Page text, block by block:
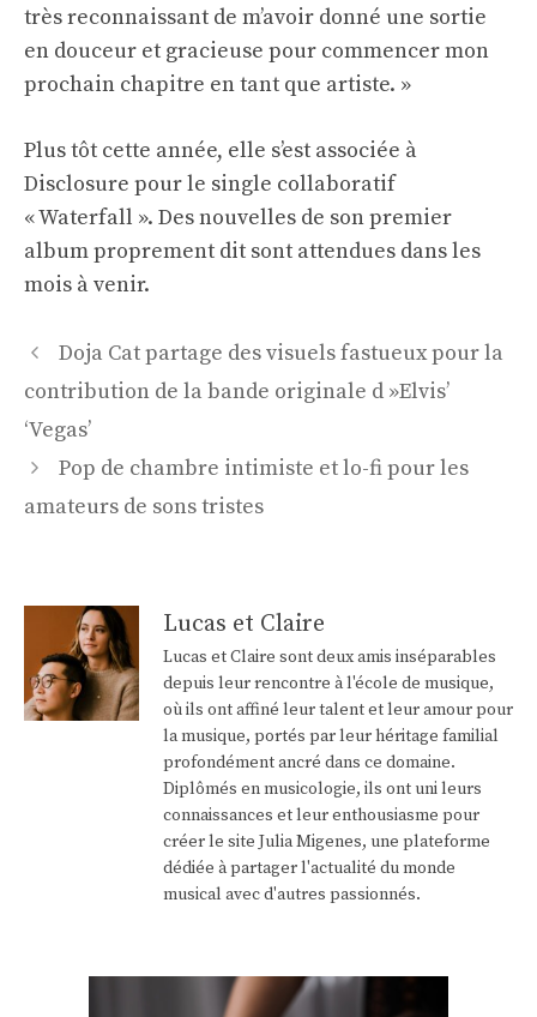
très reconnaissant de m’avoir donné une sortie
en douceur et gracieuse pour commencer mon
prochain chapitre en tant que artiste. »
Plus tôt cette année, elle s’est associée à
Disclosure pour le single collaboratif
« Waterfall ». Des nouvelles de son premier
album proprement dit sont attendues dans les
mois à venir.
Navigation
des
articles
Doja Cat partage des visuels fastueux pour la
contribution de la bande originale d »Elvis’
‘Vegas’
Pop de chambre intimiste et lo-fi pour les
amateurs de sons tristes
Lucas et Claire
Lucas et Claire sont deux amis inséparables
depuis leur rencontre à l'école de musique,
où ils ont affiné leur talent et leur amour pour
la musique, portés par leur héritage familial
profondément ancré dans ce domaine.
Diplômés en musicologie, ils ont uni leurs
connaissances et leur enthousiasme pour
créer le site Julia Migenes, une plateforme
dédiée à partager l'actualité du monde
musical avec d'autres passionnés.